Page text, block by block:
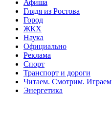
Афиша
Глядя из Ростова
Город
ЖКХ
Наука
Официально
Реклама
Спорт
Транспорт и дороги
Читаем. Смотрим. Играем
Энергетика